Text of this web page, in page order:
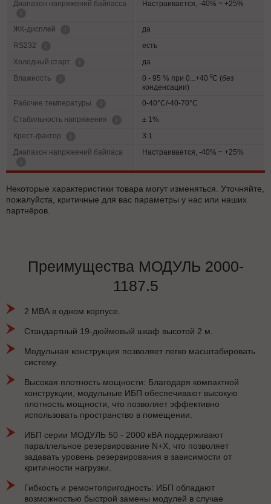
Диапазон напряжений байпасса Настраивается, -40% ~ +25%
ЖК-дисплей
да
RS232
есть
Холодный старт
да
Влажность
0 - 95 % при 0...+40 ⁰С (без
конденсации)
Рабочие температуры
0-40°C/-40-70°C
Cтабильность напряжения
± 1%
Крест-фактор
3:1
Диапазон напряжений байпаса
Настраивается, -40% ~ +25%
Некоторые характеристики товара могут изменяться. Уточняйте,
пожалуйста, критичные для вас параметры у нас или наших
партнёров.
Преимущества МОДУЛЬ 2000-
1187.5
2 МВА в одном корпусе.
Стандартный 19-дюймовый шкаф высотой 2 м.
Модульная конструкция позволяет легко масштабировать
систему.
Высокая плотность мощности: Благодаря компактной
конструкции, модульные ИБП обеспечивают высокую
плотность мощности, что позволяет эффективно
использовать пространство в помещении.
ИБП серии МОДУЛЬ 50 - 2000 кВА поддерживают
параллельное резервирование N+X, что позволяет
задавать уровень резервирования в зависимости от
критичности нагрузки.
Гибкость и ремонтопригодность: ИБП обладают
возможностью быстрой замены модулей в случае